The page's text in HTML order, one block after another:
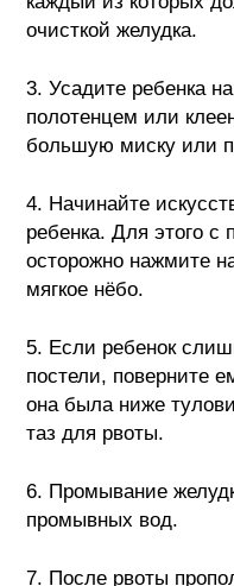
очисткой желудка.
3. Усадите ребенка
полотенцем или
большую миску или
4. Начинайте
ребенка. Для этого
осторожно нажмите
мягкое нёбо.
5. Если ребенок
постели, поверните
она была ниже
таз для рвоты.
6. Промывание
промывных вод.
7. После рвоты